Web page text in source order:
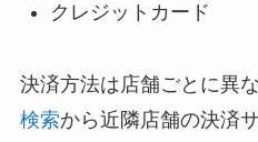
クレジットカード
決済方法は店舗ごとに異
検索から近隣店舗の決済